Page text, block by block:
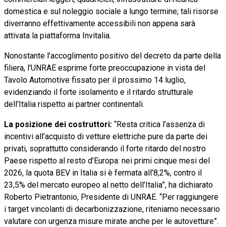
domestica e sul noleggio sociale a lungo termine; tali risorse
diverranno effettivamente accessibili non appena sarà
attivata la piattaforma Invitalia.
Nonostante l'accoglimento positivo del decreto da parte della
filiera, l'UNRAE esprime forte preoccupazione in vista del
Tavolo Automotive fissato per il prossimo 14 luglio,
evidenziando il forte isolamento e il ritardo strutturale
dell'Italia rispetto ai partner continentali.
La posizione dei costruttori: “Resta critica l’assenza di
incentivi all’acquisto di vetture elettriche pure da parte dei
privati, soprattutto considerando il forte ritardo del nostro
Paese rispetto al resto d’Europa: nei primi cinque mesi del
2026, la quota BEV in Italia si è fermata all’8,2%, contro il
23,5% del mercato europeo al netto dell’Italia”, ha dichiarato
Roberto Pietrantonio, Presidente di UNRAE. “Per raggiungere
i target vincolanti di decarbonizzazione, riteniamo necessario
valutare con urgenza misure mirate anche per le autovetture”.